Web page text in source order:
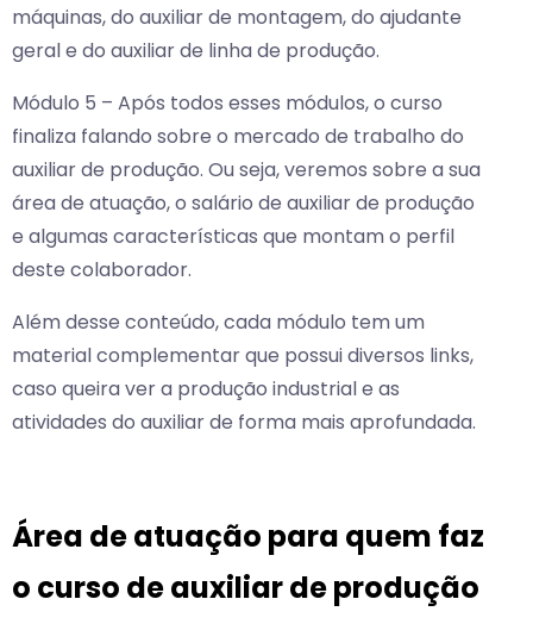
máquinas, do auxiliar de montagem, do ajudante
geral e do auxiliar de linha de produção.
Módulo 5 – Após todos esses módulos, o curso
finaliza falando sobre o mercado de trabalho do
auxiliar de produção. Ou seja, veremos sobre a sua
área de atuação, o salário de auxiliar de produção
e algumas características que montam o perfil
deste colaborador.
Além desse conteúdo, cada módulo tem um
material complementar que possui diversos links,
caso queira ver a produção industrial e as
atividades do auxiliar de forma mais aprofundada.
Área de atuação para quem faz
o curso de auxiliar de produção